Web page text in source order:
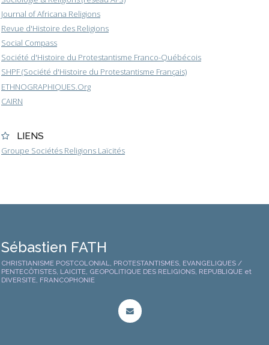
Journal of Africana Religions
Revue d'Histoire des Religions
Social Compass
Société d'Histoire du Protestantisme Franco-Québécois
SHPF (Société d'Histoire du Protestantisme Français)
ETHNOGRAPHIQUES.Org
CAIRN
LIENS
Groupe Sociétés Religions Laïcités
Sébastien FATH
CHRISTIANISME POSTCOLONIAL, PROTESTANTISMES, EVANGELIQUES /
PENTECÔTISTES, LAICITE, GEOPOLITIQUE DES RELIGIONS, REPUBLIQUE et
DIVERSITE, FRANCOPHONIE